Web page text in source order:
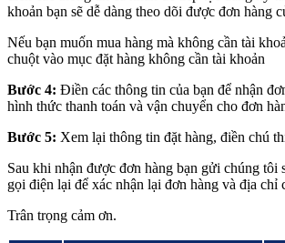
khoản bạn sẽ dễ dàng theo dõi được đơn hàng
Nếu bạn muốn mua hàng mà không cần tài
chuột vào mục đặt hàng không cần tài khoản
Bước 4: Điền các thông tin của bạn để nhận
hình thức thanh toán và vận chuyển cho đơn
Bước 5: Xem lại thông tin đặt hàng, điền chú
Sau khi nhận được đơn hàng bạn gửi chúng tôi
gọi điện lại để xác nhận lại đơn hàng và địa chỉ
Trân trọng cảm ơn.